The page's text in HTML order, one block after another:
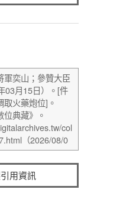
用資訊